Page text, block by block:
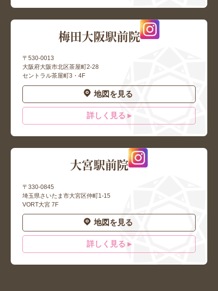
梅田大阪駅前院
〒530-0013
大阪府大阪市北区茶屋町2-28
セントラル茶屋町3・4F
地図を見る
詳しく見る ▸
大宮駅前院
〒330-0845
埼玉県さいたま市大宮区仲町1-15
VORT大宮 7F
地図を見る
詳しく見る ▸